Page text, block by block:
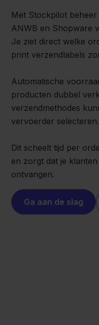
Met Stockpilot
ANWB en Shopware
Je ziet direct welke
print verzendlabels
Automatische
producten dubbel
verzendmethodes
vervoerder selecteren.
Dit scheelt tijd per
en zorgt dat je
ontvangen.
Ga aan de slag